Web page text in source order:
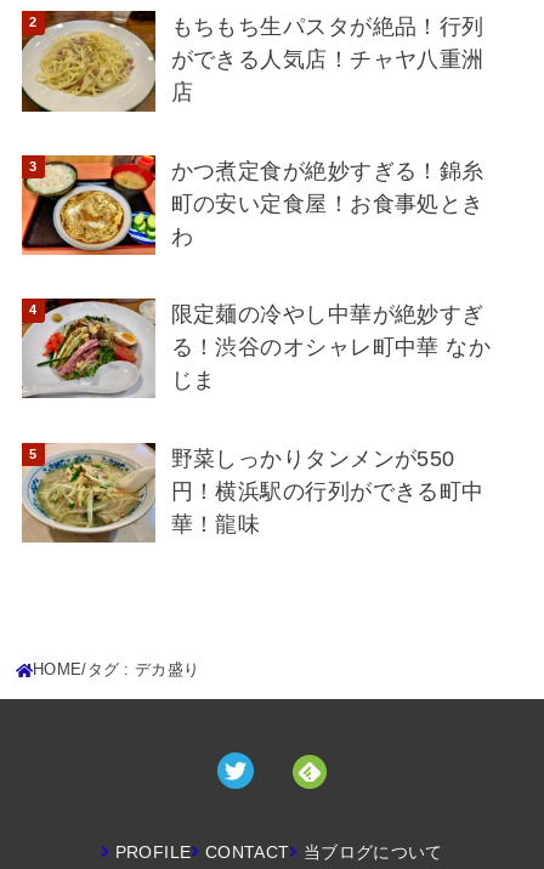
もちもち生パスタが絶品！行列
ができる人気店！チャヤ八重洲
店
かつ煮定食が絶妙すぎる！錦糸
町の安い定食屋！お食事処とき
わ
限定麺の冷やし中華が絶妙すぎ
る！渋谷のオシャレ町中華 なか
じま
野菜しっかりタンメンが550
円！横浜駅の行列ができる町中
華！龍味
HOME タグ : デカ盛り
PROFILE CONTACT 当ブログについて